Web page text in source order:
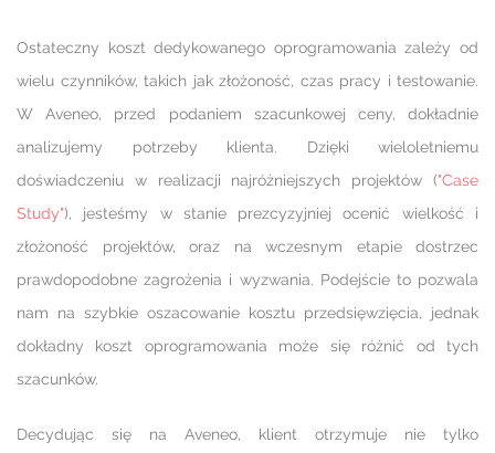
Ostateczny koszt dedykowanego oprogramowania zależy od
wielu czynników, takich jak złożoność, czas pracy i testowanie.
W Aveneo, przed podaniem szacunkowej ceny, dokładnie
analizujemy potrzeby klienta. Dzięki wieloletniemu
doświadczeniu w realizacji najróżniejszych projektów ("Case
Study"), jesteśmy w stanie prezcyzyjniej ocenić wielkość i
złożoność projektów, oraz na wczesnym etapie dostrzec
prawdopodobne zagrożenia i wyzwania. Podejście to pozwala
nam na szybkie oszacowanie kosztu przedsięwzięcia, jednak
dokładny koszt oprogramowania może się różnić od tych
szacunków.
Decydując się na Aveneo, klient otrzymuje nie tylko